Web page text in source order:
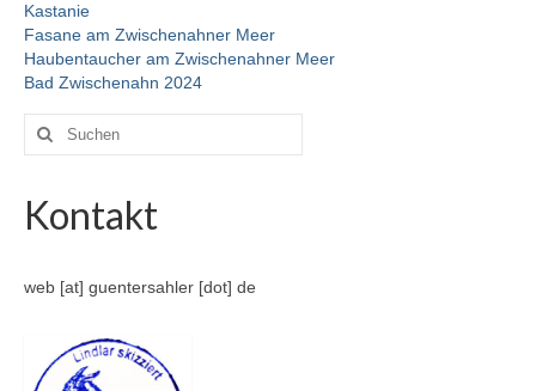
Kastanie
Fasane am Zwischenahner Meer
Haubentaucher am Zwischenahner Meer
Bad Zwischenahn 2024
Suche
nach:
Kontakt
web [at] guentersahler [dot] de